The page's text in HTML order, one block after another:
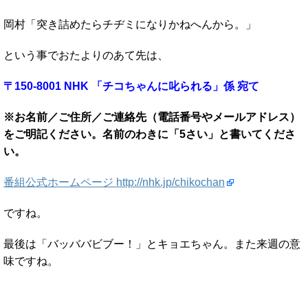
岡村「突き詰めたらチヂミになりかねへんから。」
という事でおたよりのあて先は、
〒150-8001 NHK 「チコちゃんに叱られる」係 宛て
※お名前／ご住所／ご連絡先（電話番号やメールアドレス）
をご明記ください。名前のわきに「5さい」と書いてくださ
い。
番組公式ホームページ http://nhk.jp/chikochan
ですね。
最後は「バッババビブー！」とキョエちゃん。また来週の意
味ですね。